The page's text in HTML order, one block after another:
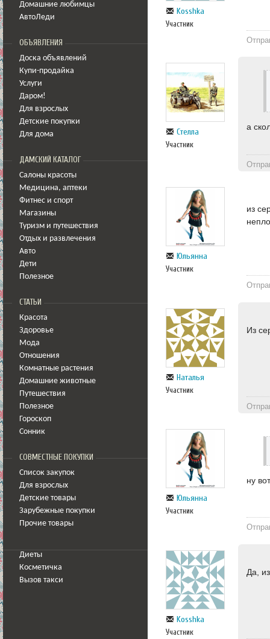
Домашние любимцы
АвтоЛеди
ОБЪЯВЛЕНИЯ
Доска объявлений
Купи-продайка
Услуги
Даром!
Для взрослых
Детские покупки
Для дома
ДАМСКИЙ КАТАЛОГ
Салоны красоты
Медицина, аптеки
Фитнес и спорт
Магазины
Туризм и путешествия
Отдых и развлечения
Авто
Дети
Полезное
СТАТЬИ
Красота
Здоровье
Мода
Отношения
Комнатные растения
Домашние животные
Путешествия
Полезное
Гороскоп
Сонник
СОВМЕСТНЫЕ ПОКУПКИ
Список закупок
Для взрослых
Детские товары
Зарубежные покупки
Прочие товары
Диеты
Косметичка
Вызов такси
Kosshka
Участник
Стелла
Участник
а
Юльянна
Участник
из
Наталья
Участник
Из
Юльянна
Участник
ну
Kosshka
Участник
Да,